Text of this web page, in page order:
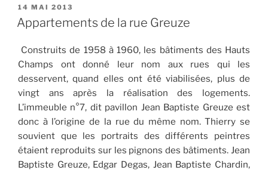
PUBLIÉ
LE
14 MAI 2013
Appartements de la rue Greuze
Construits de 1958 à 1960, les bâtiments des Hauts
Champs ont donné leur nom aux rues qui les
desservent, quand elles ont été viabilisées, plus de
vingt ans après la réalisation des logements.
L’immeuble n°7, dit pavillon Jean Baptiste Greuze est
donc à l’origine de la rue du même nom. Thierry se
souvient que les portraits des différents peintres
étaient reproduits sur les pignons des bâtiments. Jean
Baptiste Greuze, Edgar Degas, Jean Baptiste Chardin,